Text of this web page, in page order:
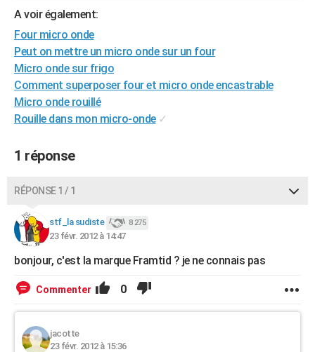
Guides de France
Escapades
Patrimoine
Expositions
Musées
Week-end nature
+LIFESTYLE
Art de vivre
Bien-être
Loisirs
Mode
Modes de vie
SANTE
Alimentation
Guide de la santé
Maladies
Médicaments
Sommeil
VOYAGE
Destinations
City break
Voyage nature
Voyage de noces
Forum
Climat
+PHOTO
BONS PLANS
CARTE DE VOEUX
Carte de Noël
Carte Bonne année
Carte Saint-Valentin
Carte Pâques
Carte d'anniversaire
DICTIONNAIRE
Dictionnaire
Biographies
Citations
Expressions
Proverbes
COPAINS D'AVANT
FORUM
A voir également:
Four micro onde
Peut on mettre un micro onde sur un four
Micro onde sur frigo
Comment superposer four et micro onde encastrable
Micro onde rouillé
Rouille dans mon micro-onde ✓
1 réponse
RÉPONSE 1 / 1
stf_la sudiste 8 275
23 févr. 2012 à 14:47
bonjour, c'est la marque Framtid ? je ne connais pas
Commenter 0
jacotte
23 févr. 2012 à 15:36